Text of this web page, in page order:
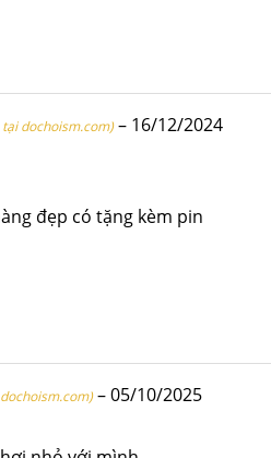
dochoism.com) – 16/12/2024
đẹp có tặng kèm pin
–05/10/2025